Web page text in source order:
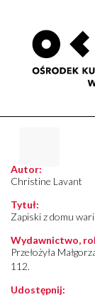
Autor:
Christine Lavant
Tytuł:
Zapiski z domu
Wydawnictwo,
Przełożyła
112.
Udostępnij: